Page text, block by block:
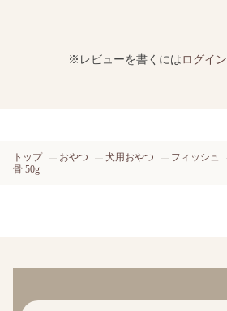
※レビューを書くにはログイン
トップ おやつ 犬用おやつ フィッシュ
骨 50g